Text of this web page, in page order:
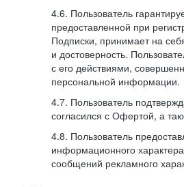
4.6. Пользователь
предоставленной при
Подписки, принимает на
и достоверность.
с его действиями,
персональной информации.
4.7. Пользователь
согласился с Офертой, а
4.8. Пользователь
информационного
сообщений рекламного